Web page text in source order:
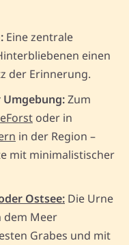
Eine zentrale
einen
der Erinnerung.
Zum
oder in
in der Region –
mit minimalistischer
Ostsee: Die Urne
dem Meer
Grabes und mit